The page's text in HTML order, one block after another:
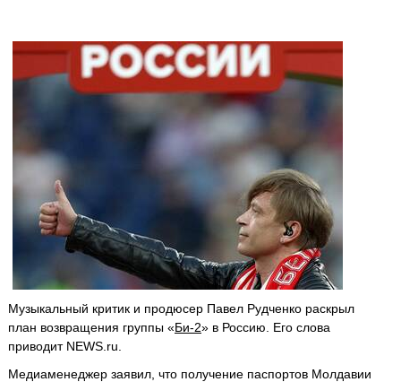
Музыкальный критик и продюсер Павел Рудченко раскрыл
план возвращения группы «Би-2» в Россию. Его слова
приводит NEWS.ru.
Медиаменеджер заявил, что получение паспортов Молдавии